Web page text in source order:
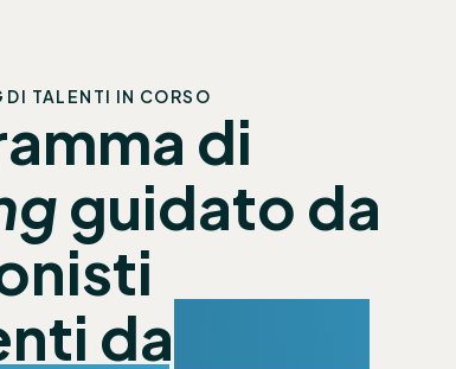
DI TALENTI IN CORSO
di
guidato da
da